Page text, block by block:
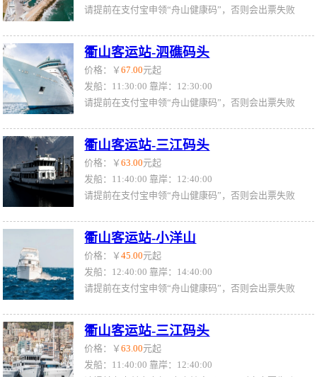
请提前在支付宝申领“舟山健康码”，否则会出票失败
衢山客运站-泗礁码头
价格：￥67.00元起
发船：11:30:00 靠岸：12:30:00
请提前在支付宝申领“舟山健康码”，否则会出票失败
衢山客运站-三江码头
价格：￥63.00元起
发船：11:40:00 靠岸：12:40:00
请提前在支付宝申领“舟山健康码”，否则会出票失败
衢山客运站-小洋山
价格：￥45.00元起
发船：12:40:00 靠岸：14:40:00
请提前在支付宝申领“舟山健康码”，否则会出票失败
衢山客运站-三江码头
价格：￥63.00元起
发船：11:40:00 靠岸：12:40:00